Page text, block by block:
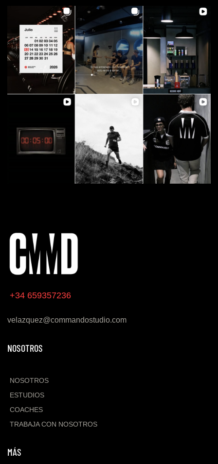
+34 659357236
velazquez@commandostudio.com
NOSOTROS
NOSOTROS
ESTUDIOS
COACHES
TRABAJA CON NOSOTROS
MÁS